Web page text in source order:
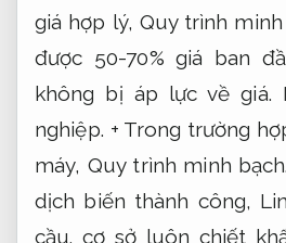
giá hợp lý, Quy trình minh
được 50-70% giá ban
không bị áp lực về giá.
nghiệp. + Trong trường
máy, Quy trình minh bạch.
dịch biến thành công,
cầu. cơ sở luôn chiết